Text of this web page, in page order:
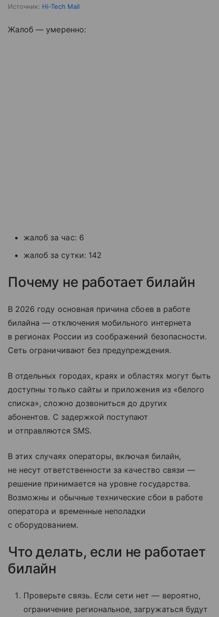
Источник: Hi-Tech Mail
Жалоб — умеренно:
жалоб за час: 6
жалоб за сутки: 142
Почему не работает билайн
В 2026 году основная причина сбоев в работе
билайна — отключения мобильного интернета
в регионах России из соображений безопасности.
Сеть ограничивают без предупреждения.
В отдельных городах, краях и областях могут быть
доступны только сайты и приложения из «белого
списка», сложно дозвониться до других
абонентов. С задержкой поступают
и отправляются SMS.
В этих случаях операторы, включая билайн,
не несут ответственности за качество связи —
решение принимается на уровне государства.
Возможны и обычные технические сбои в работе
оператора и временные неполадки
с оборудованием.
Что делать, если не работает
билайн
Проверьте связь. Если сети нет — вероятно,
ограничение региональное, загружаться будут